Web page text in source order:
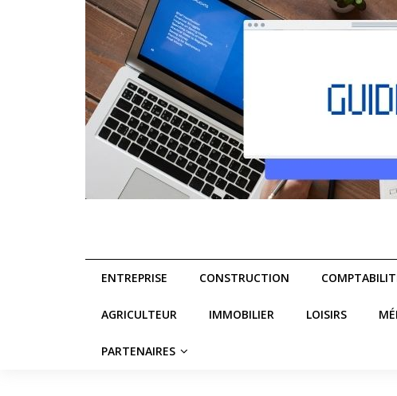
ENTREPRISE CONSTRUCTION
AGRICULTEUR IMMOBILIER LOISIRS
PARTENAIRES